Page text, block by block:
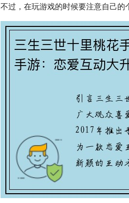
不过，在玩游戏的时候要注意自己的